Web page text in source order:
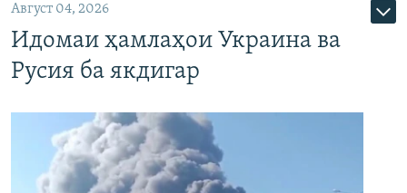
Август 04, 2026
Идомаи ҳамлаҳои Украина ва
Русия ба якдигар